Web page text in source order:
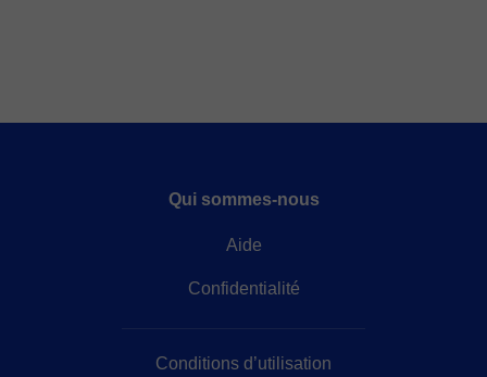
Qui sommes-nous
Aide
Confidentialité
Conditions d’utilisation